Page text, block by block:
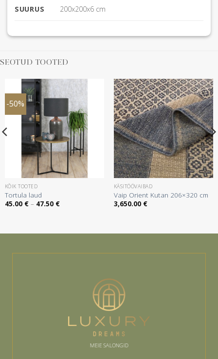
SUURUS 200x200x6 cm
SEOTUD TOOTED
-50%
KÕIK TOOTED
Tortula laud
45.00 € – 47.50 €Hinnavahemik:
KÄSITÖÖVAIBAD
Vaip Orient Kutan 206×320 cm
3,650.00 €
MEIE SALONGID